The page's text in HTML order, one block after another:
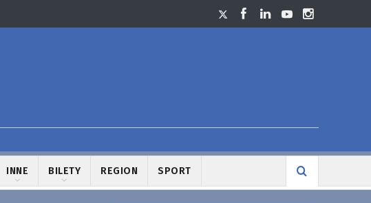
INNE BILETY REGION SPORT